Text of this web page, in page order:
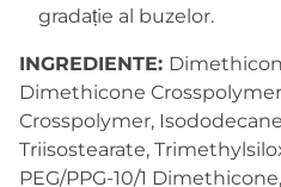
gradație al buzelor.
INGREDIENTE:
Dimethicone
Crosspolymer,
Triisostearate,
PEG/PPG-10/1